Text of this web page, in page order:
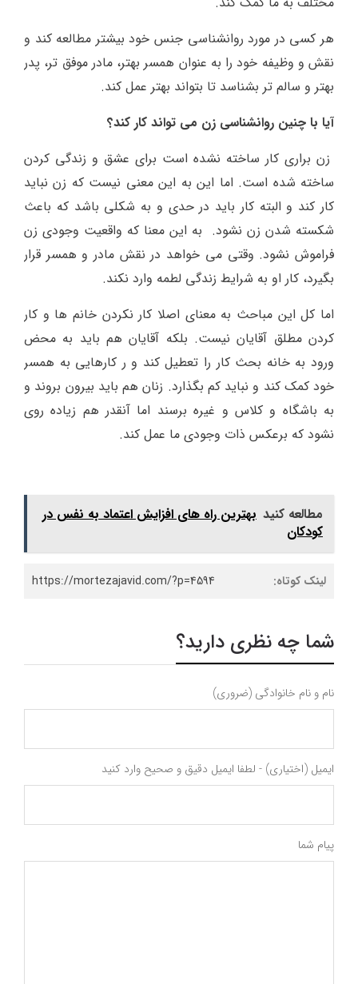
هر کسی در مورد روانشناسی جنس خود بیشتر مطالعه کند و
نقش و وظیفه خود را به عنوان همسر بهتر، مادر موفق تر، پدر
بهتر و سالم تر بشناسد تا بتواند بهتر عمل کند.
آیا با چنین روانشناسی زن می تواند کار کند؟
زن براری کار ساخته نشده است برای عشق و زندگی کردن
ساخته شده است. اما این به این معنی نیست که زن نباید
کار کند و البته کار باید در حدی و به شکلی باشد که باعث
شکسته شدن زن نشود. به این معنا که واقعیت وجودی زن
فراموش نشود. وقتی می خواهد در نقش مادر و همسر قرار
بگیرد، کار او به شرایط زندگی لطمه وارد نکند.
اما کل این مباحث به معنای اصلا کار نکردن خانم ها و کار
کردن مطلق آقایان نیست. بلکه آقایان هم باید به محض
ورود به خانه بحث کار را تعطیل کند و ر کارهایی به همسر
خود کمک کند و نباید کم بگذارد. زنان هم باید بیرون بروند و
به باشگاه و کلاس و غیره برسند اما آنقدر هم زیاده روی
نشود که برعکس ذات وجودی ما عمل کند.
مطالعه کنید بهترین راه های افزایش اعتماد به نفس در
کودکان
لینک کوتاه: https://mortezajavid.com/?p=4594
شما چه نظری دارید؟
نام و نام خانوادگی (ضروری)
ایمیل (اختیاری) - لطفا ایمیل دقیق و صحیح وارد کنید
پیام شما